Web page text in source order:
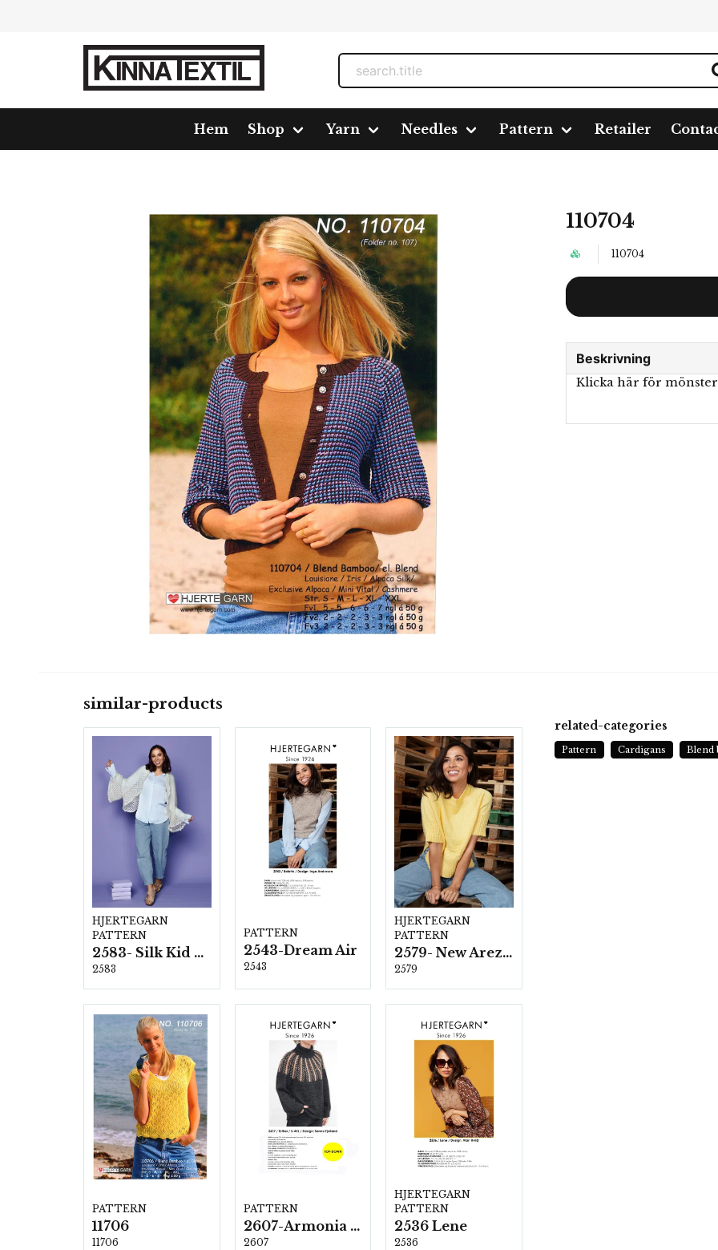
Hem Shop Yarn Needles Pattern Retailer
Pattern 110704
110704
110704
Beskrivning
Klicka här för mönster
similar-products
HJERTEGARN
PATTERN
2583- Silk Kid Mohair
2583
PATTERN
2543-Dream Air
2543
HJERTEGARN
PATTERN
2579- New Arezzo
2579
PATTERN
11706
11706
PATTERN
2607-Armonia och Alpaca 400
2607
HJERTEGARN
PATTERN
2536 Lene
2536
related-categories
Pattern Cardigans Blend